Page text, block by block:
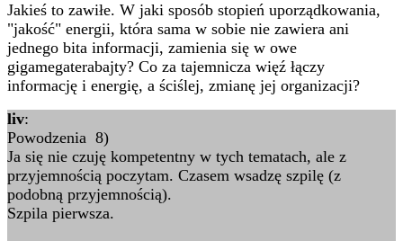
Jakieś to zawiłe. W jaki sposób stopień uporządkowania,
"jakość" energii, która sama w sobie nie zawiera ani
jednego bita informacji, zamienia się w owe
gigamegaterabajty? Co za tajemnicza więź łączy
informację i energię, a ściślej, zmianę jej organizacji?
liv:
Powodzenia 8)
Ja się nie czuję kompetentny w tych tematach, ale z
przyjemnością poczytam. Czasem wsadzę szpilę (z
podobną przyjemnością).
Szpila pierwsza.